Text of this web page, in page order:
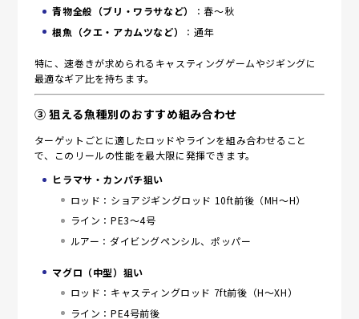
青物全般（ブリ・ワラサなど）
：春～秋
根魚（クエ・アカムツなど）
：通年
特に、速巻きが求められるキャスティングゲームやジギングに
最適なギア比を持ちます。
③ 狙える魚種別のおすすめ組み合わせ
ターゲットごとに適したロッドやラインを組み合わせること
で、このリールの性能を最大限に発揮できます。
ヒラマサ・カンパチ狙い
ロッド：ショアジギングロッド 10ft前後（MH～H）
ライン：PE3～4号
ルアー：ダイビングペンシル、ポッパー
マグロ（中型）狙い
ロッド：キャスティングロッド 7ft前後（H～XH）
ライン：PE4号前後